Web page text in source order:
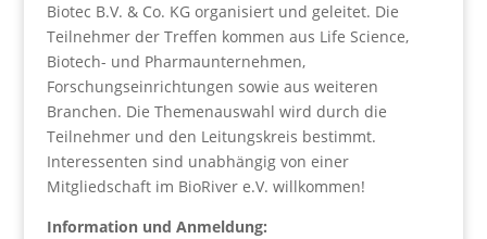
Biotec B.V. & Co. KG organisiert und geleitet. Die
Teilnehmer der Treffen kommen aus Life Science,
Biotech- und Pharmaunternehmen,
Forschungseinrichtungen sowie aus weiteren
Branchen. Die Themenauswahl wird durch die
Teilnehmer und den Leitungskreis bestimmt.
Interessenten sind unabhängig von einer
Mitgliedschaft im BioRiver e.V. willkommen!
Information und Anmeldung: